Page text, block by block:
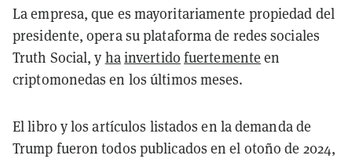
La empresa, que es mayoritariamente propiedad del
presidente, opera su plataforma de redes sociales
Truth Social, y hainvertido fuertemente en
criptomonedas en los últimos meses.
El libro y los artículos listados en la demanda de
Trump fueron todos publicados en el otoño de 2024,